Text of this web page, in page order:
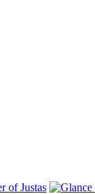
of Justas